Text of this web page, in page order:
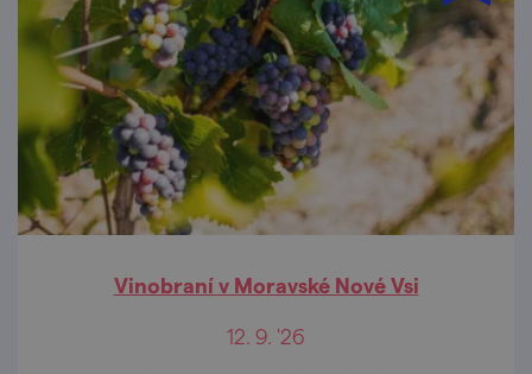
Vinobraní v Moravské Nové Vsi
12. 9. '26